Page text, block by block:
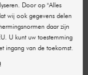
Door op "Alles
wij ook gegevens delen
daar zijn
U kunt uw toestemming
ingang van de toekomst.